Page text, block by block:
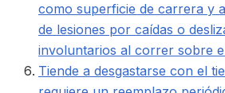
como superficie de carrera y
de lesiones por caídas o
involuntarios al correr sobre
Tiende a desgastarse con el